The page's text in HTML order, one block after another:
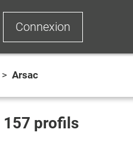
Connexion
> Arsac
157 profils